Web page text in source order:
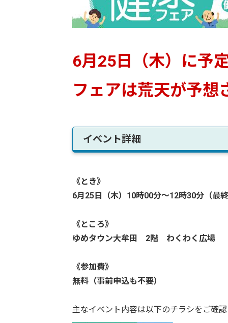
6月25日（木）に予
フェアは荒天が予想
イベント詳細
《とき》
6月25 日（木）10時00分～12時30分（最
《ところ》
ゆめタウン大牟田 2階 わくわく広場
《参加費》
無料（事前申込も不要）
主なイベント内容は以下のチラシをご確認